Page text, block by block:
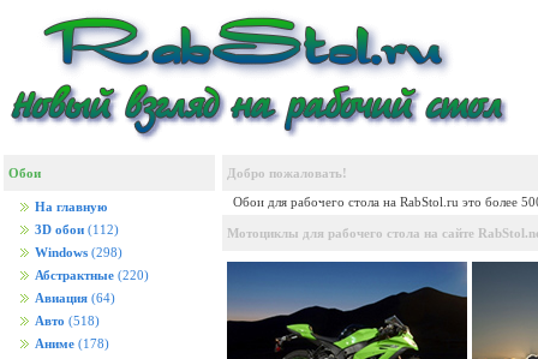
Обои
На главную
3D обои (112)
Windows (298)
Абстрактные (220)
Авиация (64)
Авто (518)
Аниме (178)
Добро пожаловать!
Обои для рабочего стола на RabStol.ru это более
Мотоциклы для рабочего стола на сайте